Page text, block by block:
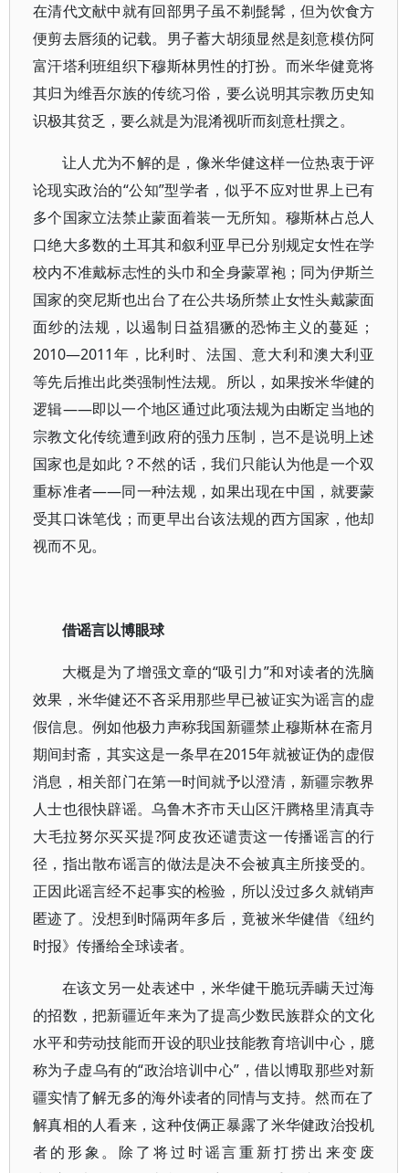
在清代文献中就有回部男子虽不剃髭髯，但为饮食方
便剪去唇须的记载。男子蓄大胡须显然是刻意模仿阿
富汗塔利班组织下穆斯林男性的打扮。而米华健竟将
其归为维吾尔族的传统习俗，要么说明其宗教历史知
识极其贫乏，要么就是为混淆视听而刻意杜撰之。
让人尤为不解的是，像米华健这样一位热衷于评
论现实政治的“公知”型学者，似乎不应对世界上已有
多个国家立法禁止蒙面着装一无所知。穆斯林占总人
口绝大多数的土耳其和叙利亚早已分别规定女性在学
校内不准戴标志性的头巾和全身蒙罩袍；同为伊斯兰
国家的突尼斯也出台了在公共场所禁止女性头戴蒙面
面纱的法规，以遏制日益猖獗的恐怖主义的蔓延；
2010—2011年，比利时、法国、意大利和澳大利亚
等先后推出此类强制性法规。所以，如果按米华健的
逻辑——即以一个地区通过此项法规为由断定当地的
宗教文化传统遭到政府的强力压制，岂不是说明上述
国家也是如此？不然的话，我们只能认为他是一个双
重标准者——同一种法规，如果出现在中国，就要蒙
受其口诛笔伐；而更早出台该法规的西方国家，他却
视而不见。
借谣言以博眼球
大概是为了增强文章的“吸引力”和对读者的洗脑
效果，米华健还不吝采用那些早已被证实为谣言的虚
假信息。例如他极力声称我国新疆禁止穆斯林在斋月
期间封斋，其实这是一条早在2015年就被证伪的虚假
消息，相关部门在第一时间就予以澄清，新疆宗教界
人士也很快辟谣。乌鲁木齐市天山区汗腾格里清真寺
大毛拉努尔买买提?阿皮孜还谴责这一传播谣言的行
径，指出散布谣言的做法是决不会被真主所接受的。
正因此谣言经不起事实的检验，所以没过多久就销声
匿迹了。没想到时隔两年多后，竟被米华健借《纽约
时报》传播给全球读者。
在该文另一处表述中，米华健干脆玩弄瞒天过海
的招数，把新疆近年来为了提高少数民族群众的文化
水平和劳动技能而开设的职业技能教育培训中心，臆
称为子虚乌有的“政治培训中心”，借以博取那些对新
疆实情了解无多的海外读者的同情与支持。然而在了
解真相的人看来，这种伎俩正暴露了米华健政治投机
者的形象。除了将过时谣言重新打捞出来变废